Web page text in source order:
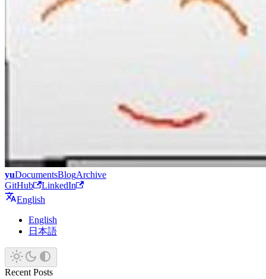
yuDocumentsBlogArchive
GitHub
LinkedIn
English
English
日本語
Recent Posts